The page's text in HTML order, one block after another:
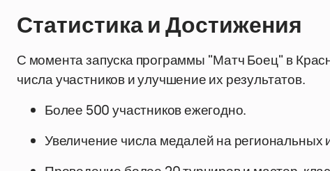
Статистика и Достижения
С момента запуска программы "Матч Боец" в
числа участников и улучшение их результатов.
Более 500 участников ежегодно.
Увеличение числа медалей на